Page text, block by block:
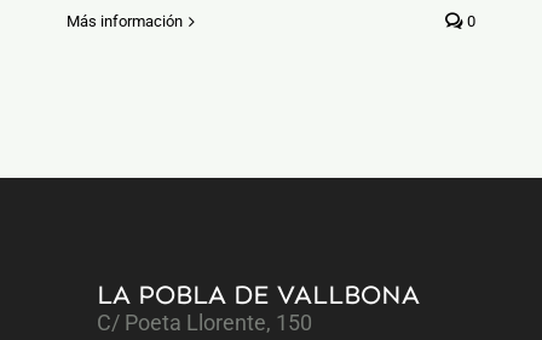
Más información 0
LA POBLA DE VALLBONA
C/ Poeta Llorente, 150